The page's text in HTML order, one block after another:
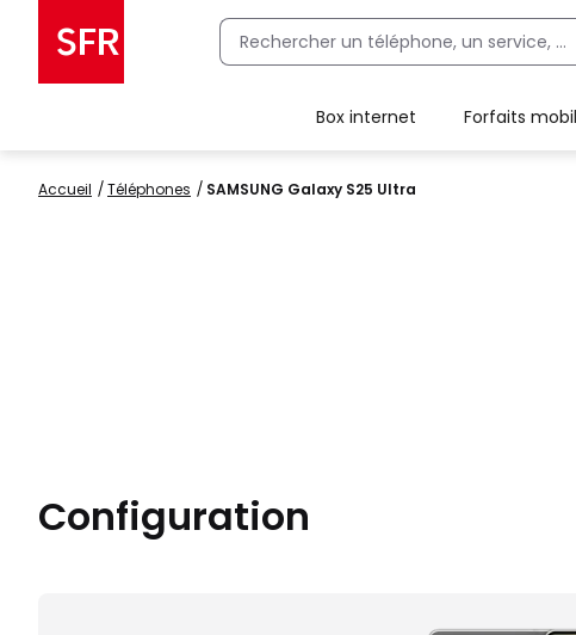
Box internet Forfaits
Accueil Téléphones SAMSUNG Galaxy S25 Ultra
Configuration